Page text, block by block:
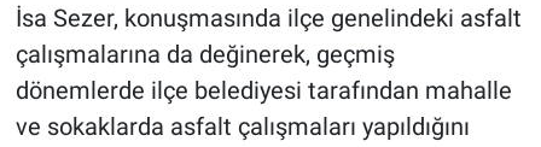
İsa Sezer, konuşmasında ilçe genelindeki asfalt
çalışmalarına da değinerek, geçmiş
dönemlerde ilçe belediyesi tarafından mahalle
ve sokaklarda asfalt çalışmaları yapıldığını